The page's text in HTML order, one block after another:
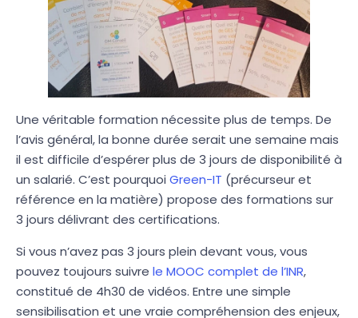
Une véritable formation nécessite plus de temps. De
l’avis général, la bonne durée serait une semaine mais
il est difficile d’espérer plus de 3 jours de disponibilité à
un salarié. C’est pourquoi Green-IT (précurseur et
référence en la matière) propose des formations sur
3 jours délivrant des certifications.
Si vous n’avez pas 3 jours plein devant vous, vous
pouvez toujours suivre le MOOC complet de l’INR,
constitué de 4h30 de vidéos. Entre une simple
sensibilisation et une vraie compréhension des enjeux,